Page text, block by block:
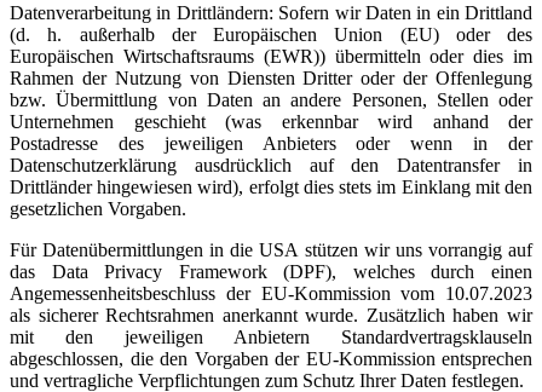
Datenverarbeitung in Drittländern: Sofern wir Daten in ein Drittland
(d. h. außerhalb der Europäischen Union (EU) oder des
Europäischen Wirtschaftsraums (EWR)) übermitteln oder dies im
Rahmen der Nutzung von Diensten Dritter oder der Offenlegung
bzw. Übermittlung von Daten an andere Personen, Stellen oder
Unternehmen geschieht (was erkennbar wird anhand der
Postadresse des jeweiligen Anbieters oder wenn in der
Datenschutzerklärung ausdrücklich auf den Datentransfer in
Drittländer hingewiesen wird), erfolgt dies stets im Einklang mit den
gesetzlichen Vorgaben.
Für Datenübermittlungen in die USA stützen wir uns vorrangig auf
das Data Privacy Framework (DPF), welches durch einen
Angemessenheitsbeschluss der EU-Kommission vom 10.07.2023
als sicherer Rechtsrahmen anerkannt wurde. Zusätzlich haben wir
mit den jeweiligen Anbietern Standardvertragsklauseln
abgeschlossen, die den Vorgaben der EU-Kommission entsprechen
und vertragliche Verpflichtungen zum Schutz Ihrer Daten festlegen.